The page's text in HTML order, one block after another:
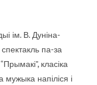
ім. В. Дуніна-
па-за
класіка
мужыка напіліся і